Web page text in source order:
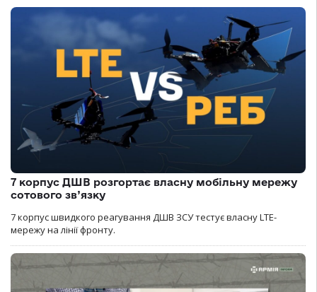
7 корпус ДШВ розгортає власну мобільну мережу
сотового зв’язку
7 корпус швидкого реагування ДШВ ЗСУ тестує власну LTE-
мережу на лінії фронту.